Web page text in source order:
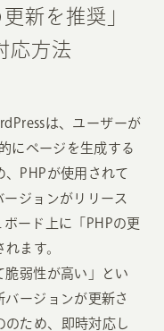
新を推奨」
応方法
は、ユーザーが
にページを生成する
、PHPが使用されて
ジョンがリリース
ード上に「PHPの更
ます。
脆弱性が高い」とい
バージョンが更新さ
のため、即時対応し